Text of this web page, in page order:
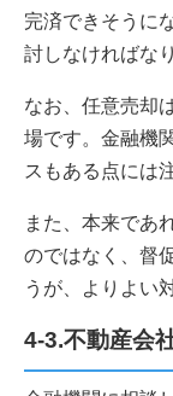
完済できそうに
討しなければな
なお、任意売却
場です。金融機
スもある点には
また、本来であ
のではなく、督
うが、よりよい
4-3.不動産会